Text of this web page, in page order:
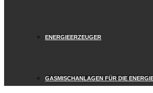
ENERGIEERZEUGER
GASMISCHANLAGEN FÜR DIE